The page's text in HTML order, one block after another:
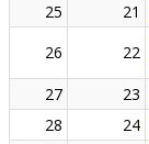
25
21
26
22
27
23
28
24